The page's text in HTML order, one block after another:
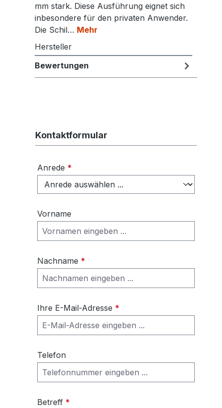
mm stark. Diese Ausführung eignet sich
inbesondere für den privaten Anwender.
Die Schil… Mehr
Hersteller
Bewertungen
Kontaktformular
Anrede *
Vorname
Nachname *
Ihre E-Mail-Adresse *
Telefon
Betreff *